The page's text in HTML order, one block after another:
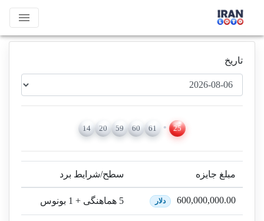
menu
تاریخ
14 20 59 60 61 25
مبلغ جایزه سطح/شرایط برد
600,000,000.00 دلار 5 هماهنگی + 1 بونوس